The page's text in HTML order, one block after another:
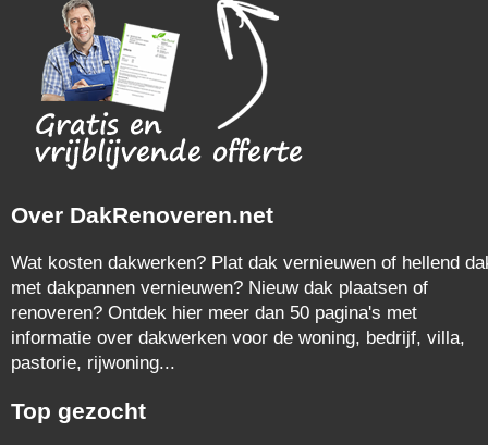
Over DakRenoveren.net
Wat kosten dakwerken? Plat dak vernieuwen of hellend
met dakpannen vernieuwen? Nieuw dak plaatsen of
renoveren? Ontdek hier meer dan 50 pagina's met
informatie over dakwerken voor de woning, bedrijf, villa,
pastorie, rijwoning...
Top gezocht